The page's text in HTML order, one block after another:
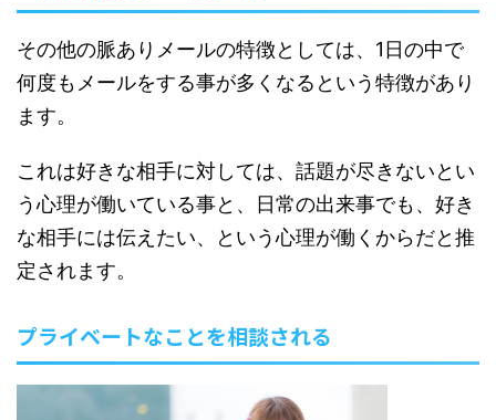
その他の脈ありメールの特徴としては、1日の中で
何度もメールをする事が多くなるという特徴があり
ます。
これは好きな相手に対しては、話題が尽きないとい
う心理が働いている事と、日常の出来事でも、好き
な相手には伝えたい、という心理が働くからだと推
定されます。
プライベートなことを相談される